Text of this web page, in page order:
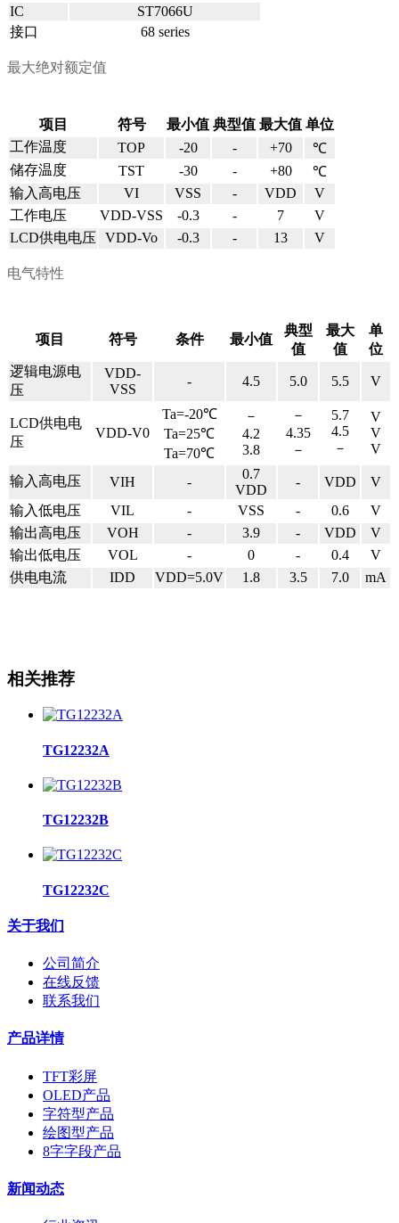
IC
ST7066U
接口
68 series
最大绝对额定值
项目 符号 最小值 典型值 最大值 单位
工作温度
TOP -20 - +70
℃
储存温度
TST -30 - +80
℃
输入高电压
VI VSS - VDD
V
工作电压
VDD-VSS -0.3 - 7
V
LCD供电电压 VDD-Vo -0.3 - 13 V
电气特性
项目 符号 条件 最小值
典型
值
最大
值
单
位
逻辑电源电
压
VDD-
VSS
- 4.5 5.0 5.5 V
LCD供电电
压
VDD-V0
Ta=-20℃
Ta=25℃
Ta=70℃
－
4.2
3.8
－
4.35
－
5.7
4.5
－
V
V
V
输入高电压 VIH -
0.7
VDD
- VDD
V
输入低电压
VIL - VSS - 0.6
V
输出高电压
VOH - 3.9 - VDD
V
输出低电压
VOL - 0 - 0.4
V
供电电流
IDD VDD=5.0V 1.8 3.5 7.0 mA
相关推荐
TG12232A
TG12232B
TG12232C
关于我们
公司简介
在线反馈
联系我们
产品详情
TFT彩屏
OLED产品
字符型产品
绘图型产品
8字字段产品
新闻动态